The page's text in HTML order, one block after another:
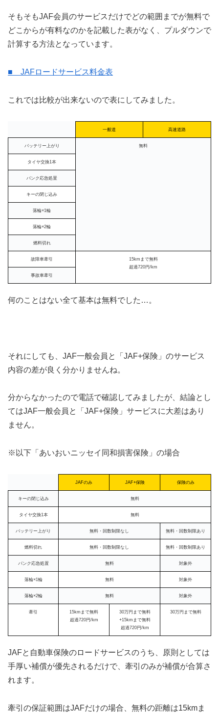
そもそもJAF会員のサービスだけでどの範囲までが無料で
どこからが有料なのかを記載した表がなく、プルダウンで
計算する方法となっています。
■ JAFロードサービス料金表
これでは比較が出来ないので表にしてみました。
一般道 高速道路
バッテリー上がり 無料
タイヤ交換1本
パンク応急処置
キーの閉じ込み
落輪×1輪
落輪×2輪
燃料切れ
故障車牽引
15kmまで無料
超過720円/km
事故車牽引
何のことはない全て基本は無料でした…。
それにしても、JAF一般会員と「JAF+保険」のサービス
内容の差が良く分かりませんね。
分からなかったので電話で確認してみましたが、結論とし
てはJAF一般会員と「JAF+保険」サービスに大差はあり
ません。
※以下「あいおいニッセイ同和損害保険」の場合
JAFのみ JAF+保険 保険のみ
キーの閉じ込み 無料
タイヤ交換1本 無料
バッテリー上がり 無料・回数制限なし 無料・回数制限あり
燃料切れ 無料・回数制限なし 無料・回数制限あり
パンク応急処置 無料 対象外
落輪×1輪 無料 対象外
落輪×2輪 無料 対象外
牽引
15kmまで無料
超過720円/km
30万円まで無料
+15kmまで無料
超過720円/km
30万円まで無料
JAFと自動車保険のロードサービスのうち、原則としては
手厚い補償が優先されるだけで、牽引のみが補償が合算さ
れます。
牽引の保証範囲はJAFだけの場合、無料の距離は15kmま